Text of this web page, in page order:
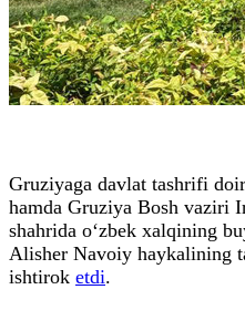
Gruziyaga davlat tashrifi
hamda Gruziya Bosh vaziri
shahrida o‘zbek xalqining
Alisher Navoiy haykalining
ishtirok etdi.